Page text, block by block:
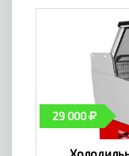
29 000